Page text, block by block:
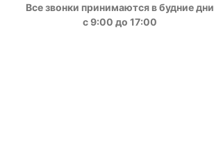
Все звонки принимаются в будние дни
с 9:00 до 17:00